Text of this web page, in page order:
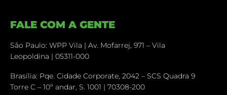
FALE COM A GENTE
São Paulo: WPP Vila | Av. Mofarrej, 971 – Vila
Leopoldina | 05311-000
Brasília: Pqe. Cidade Corporate, 2042 – SCS Quadra 9
Torre C – 10º andar, S. 1001 | 70308-200